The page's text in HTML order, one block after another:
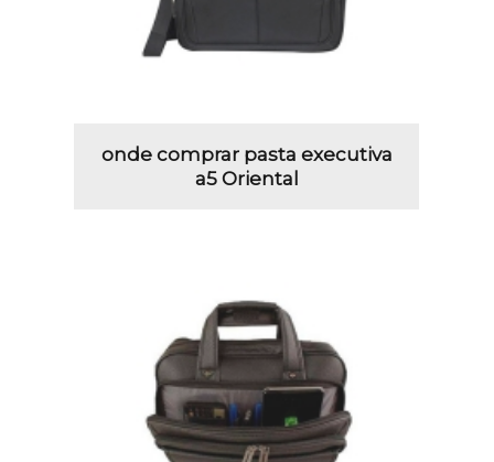
onde comprar pasta executiva
a5 Oriental